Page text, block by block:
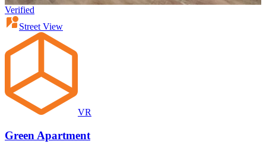
Verified
Street View
VR
Green Apartment